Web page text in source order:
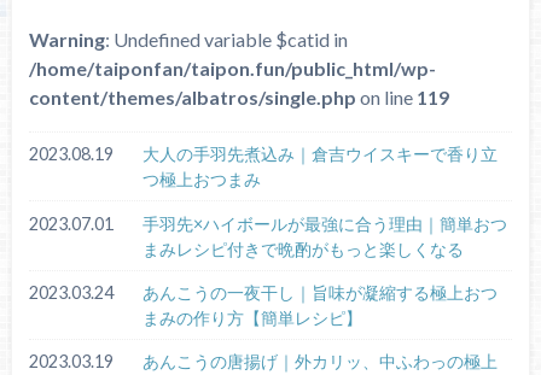
Warning: Undefined variable $catid in
/home/taiponfan/taipon.fun/public_html/wp-
content/themes/albatros/single.php on line 119
2023.08.19
大人の手羽先煮込み｜倉吉ウイスキーで香り立
つ極上おつまみ
2023.07.01
手羽先×ハイボールが最強に合う理由｜簡単おつ
まみレシピ付きで晩酌がもっと楽しくなる
2023.03.24
あんこうの一夜干し｜旨味が凝縮する極上おつ
まみの作り方【簡単レシピ】
2023.03.19
あんこうの唐揚げ｜外カリッ、中ふわっの極上